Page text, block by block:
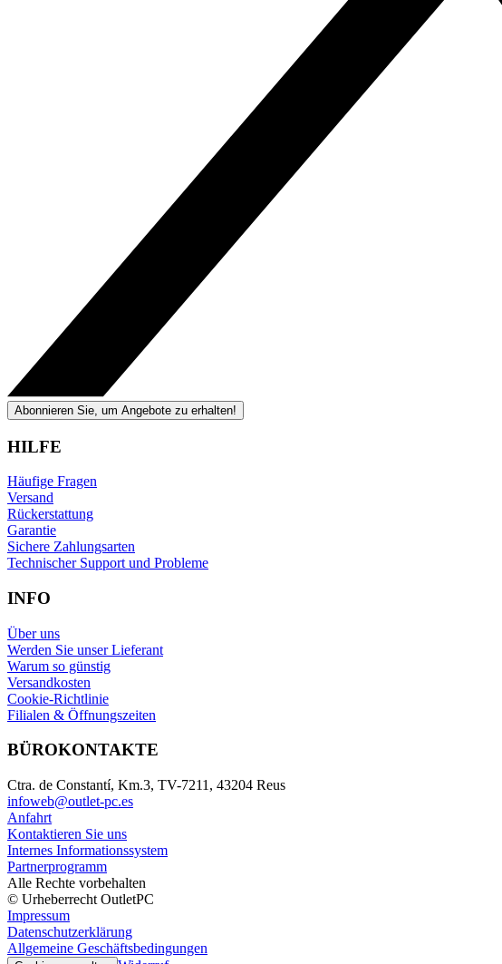
Abonnieren Sie, um Angebote zu erhalten!
HILFE
Häufige Fragen
Versand
Rückerstattung
Garantie
Sichere Zahlungsarten
Technischer Support und Probleme
INFO
Über uns
Werden Sie unser Lieferant
Warum so günstig
Versandkosten
Cookie-Richtlinie
Filialen & Öffnungszeiten
BÜROKONTAKTE
Ctra. de Constantí, Km.3, TV-7211, 43204 Reus
infoweb@outlet-pc.es
Anfahrt
Kontaktieren Sie uns
Internes Informationssystem
Partnerprogramm
Alle Rechte vorbehalten
© Urheberrecht OutletPC
Impressum
Datenschutzerklärung
Allgemeine Geschäftsbedingungen